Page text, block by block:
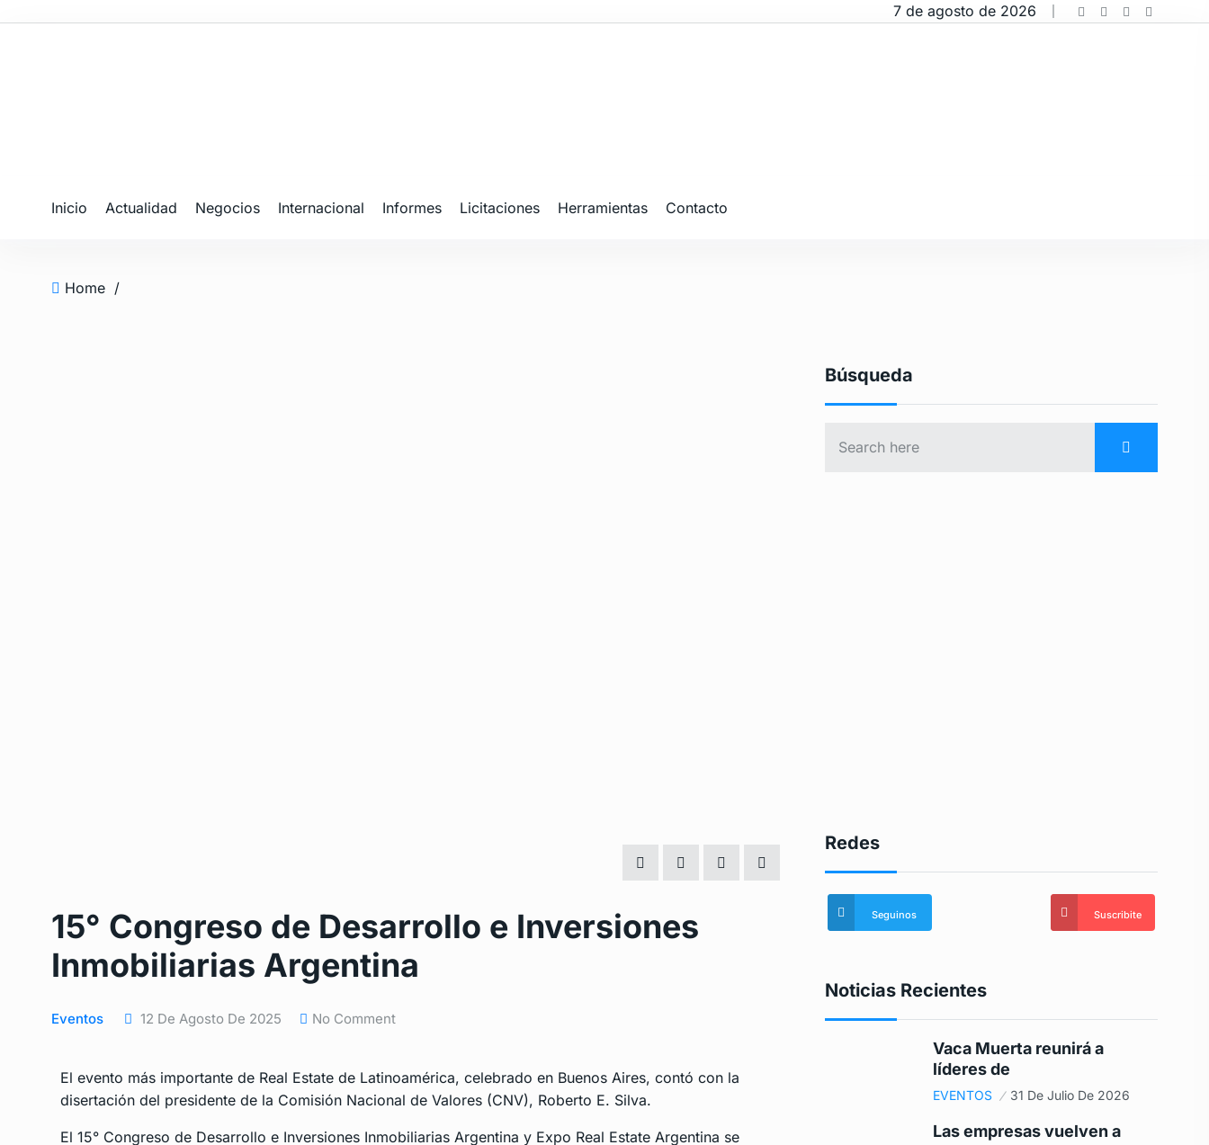
7 de agosto de 2026
Inicio Actualidad Negocios Internacional Informes Licitaciones Herramientas Contacto
Home /
15° Congreso de Desarrollo e Inversiones
Inmobiliarias Argentina
Eventos 12 De Agosto De 2025 No Comment
El evento más importante de Real Estate de Latinoamérica, celebrado en Buenos Aires, contó con la
disertación del presidente de la Comisión Nacional de Valores (CNV), Roberto E. Silva.
El 15° Congreso de Desarrollo e Inversiones Inmobiliarias Argentina y Expo Real Estate Argentina se
Búsqueda
Redes
Seguinos Suscribite
Noticias Recientes
Vaca Muerta reunirá a
líderes de
EVENTOS 31 De Julio De 2026
Las empresas vuelven a